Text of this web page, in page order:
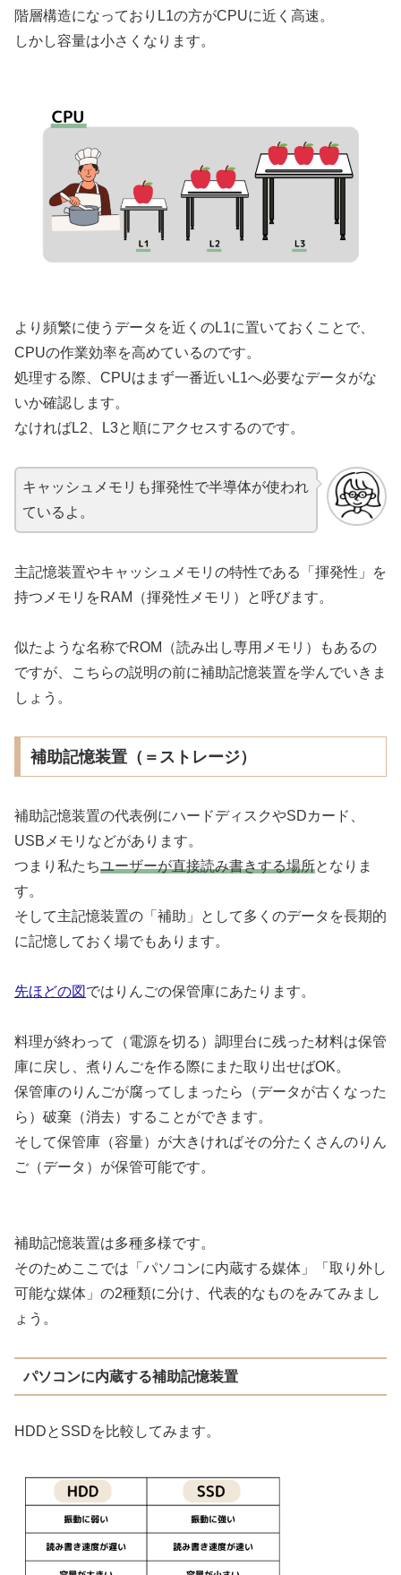
階層構造になっておりL1の方がCPUに近く高速。
しかし容量は小さくなります。
より頻繁に使うデータを近くのL1に置いておくことで、
CPUの作業効率を高めているのです。
処理する際、CPUはまず一番近いL1へ必要なデータがな
いか確認します。
なければL2、L3と順にアクセスするのです。
キャッシュメモリも揮発性で半導体が使われ
ているよ。
主記憶装置やキャッシュメモリの特性である「揮発性」を
持つメモリをRAM（揮発性メモリ）と呼びます。
似たような名称でROM（読み出し専用メモリ）もあるの
ですが、こちらの説明の前に補助記憶装置を学んでいきま
しょう。
補助記憶装置（＝ストレージ）
補助記憶装置の代表例にハードディスクやSDカード、
USBメモリなどがあります。
つまり私たちユーザーが直接読み書きする場所となりま
す。
そして主記憶装置の「補助」として多くのデータを長期的
に記憶しておく場でもあります。
先ほどの図 ではりんごの保管庫にあたります。
料理が終わって（電源を切る）調理台に残った材料は保管
庫に戻し、煮りんごを作る際にまた取り出せばOK。
保管庫のりんごが腐ってしまったら（データが古くなった
ら）破棄（消去）することができます。
そして保管庫（容量）が大きければその分たくさんのりん
ご（データ）が保管可能です。
補助記憶装置は多種多様です。
そのためここでは「パソコンに内蔵する媒体」「取り外し
可能な媒体」の2種類に分け、代表的なものをみてみまし
ょう。
パソコンに内蔵する補助記憶装置
HDDとSSDを比較してみます。